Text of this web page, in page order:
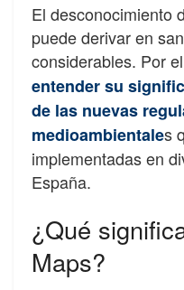
El desconocimiento
puede derivar en
considerables. Por
entender su
de las nuevas
medioambientales
implementadas en
España.
¿Qué
Maps?